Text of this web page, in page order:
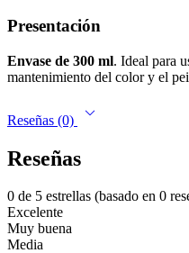
Presentación
Envase de 300 ml. Ideal para
mantenimiento del color y el
Reseñas (0)
Reseñas
0 de 5 estrellas (basado en 0
Excelente
Muy buena
Media